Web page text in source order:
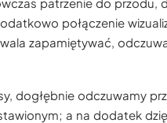
patrzenie do przodu,
połączenie
zapamiętywać,
dogłębnie odczuwamy
a na dodatek